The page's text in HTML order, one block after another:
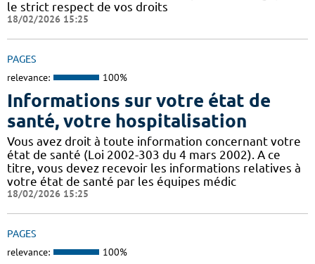
le strict respect de vos droits
18/02/2026 15:25
PAGES
relevance: 100%
Informations sur votre état de
santé, votre hospitalisation
Vous avez droit à toute information concernant votre
état de santé (Loi 2002-303 du 4 mars 2002). A ce
titre, vous devez recevoir les informations relatives à
votre état de santé par les équipes médic
18/02/2026 15:25
PAGES
relevance: 100%